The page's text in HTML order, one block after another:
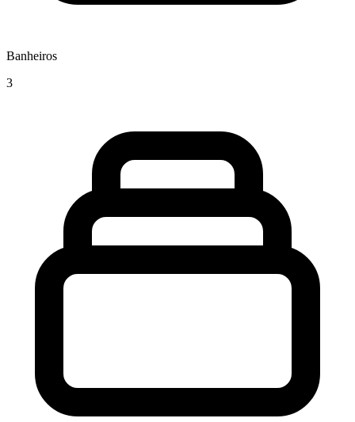
Banheiros
3